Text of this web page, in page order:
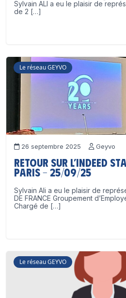
Sylvain ALI a eu le plaisir de
de 2 […]
Le réseau GEYVO
26 septembre 2025 Geyvo
Retour sur l’Indeed
Paris – 25/09/25
Sylvain Ali a eu le plaisir de
DE FRANCE Groupement
Chargé de […]
Le réseau GEYVO